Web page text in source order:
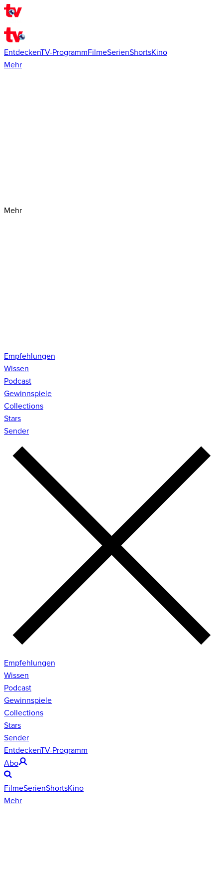
EntdeckenTV-ProgrammFilmeSerienShortsKino
Mehr
Mehr
Empfehlungen
Wissen
Podcast
Gewinnspiele
Collections
Stars
Sender
Empfehlungen
Wissen
Podcast
Gewinnspiele
Collections
Stars
Sender
EntdeckenTV-Programm
Abo
FilmeSerienShortsKino
Mehr